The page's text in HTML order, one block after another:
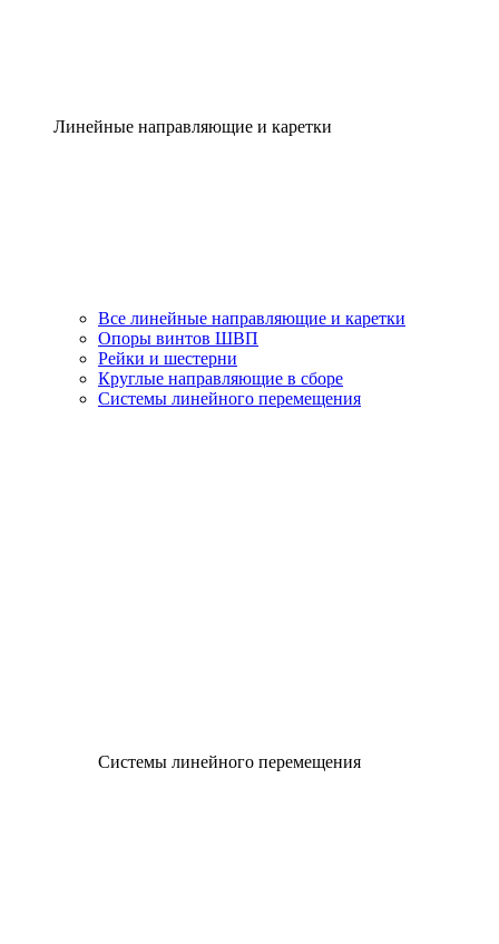
Линейные направляющие и каретки
Все линейные направляющие и каретки
Опоры винтов ШВП
Рейки и шестерни
Круглые направляющие в сборе
Системы линейного перемещения
Системы линейного перемещения